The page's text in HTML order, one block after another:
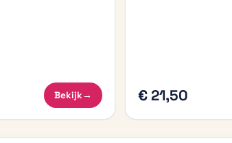
Bekijk→ € 21,50